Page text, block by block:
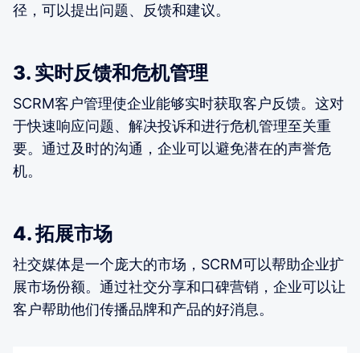
径，可以提出问题、反馈和建议。
3. 实时反馈和危机管理
SCRM客户管理使企业能够实时获取客户反馈。这对
于快速响应问题、解决投诉和进行危机管理至关重
要。通过及时的沟通，企业可以避免潜在的声誉危
机。
4. 拓展市场
社交媒体是一个庞大的市场，SCRM可以帮助企业扩
展市场份额。通过社交分享和口碑营销，企业可以让
客户帮助他们传播品牌和产品的好消息。